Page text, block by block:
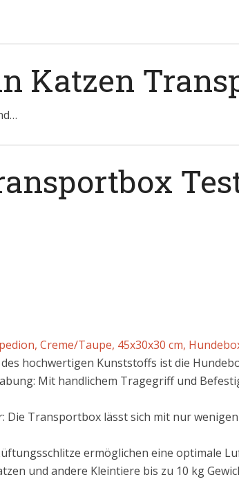
Katzen
Creme/Taupe, 45x30x30 cm,
hochwertigen Kunststoffs ist die
Mit handlichem Tragegriff und
Die Transportbox lässt sich mit nur
ermöglichen eine optimale
und andere Kleintiere bis zu 10 kg